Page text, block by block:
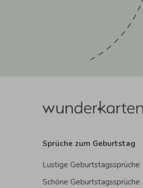
Sprüche zum Geburtstag
Lustige Geburtstagssprüche
Schöne Geburtstagssprüche